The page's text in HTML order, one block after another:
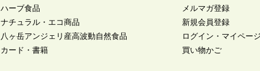
ハーブ食品
ナチュラル・エコ商品
八ヶ岳アンジェリ産高波動自然食品
カード・書籍
メルマガ登録
新規会員登録
ログイン・マイページ
買い物かご